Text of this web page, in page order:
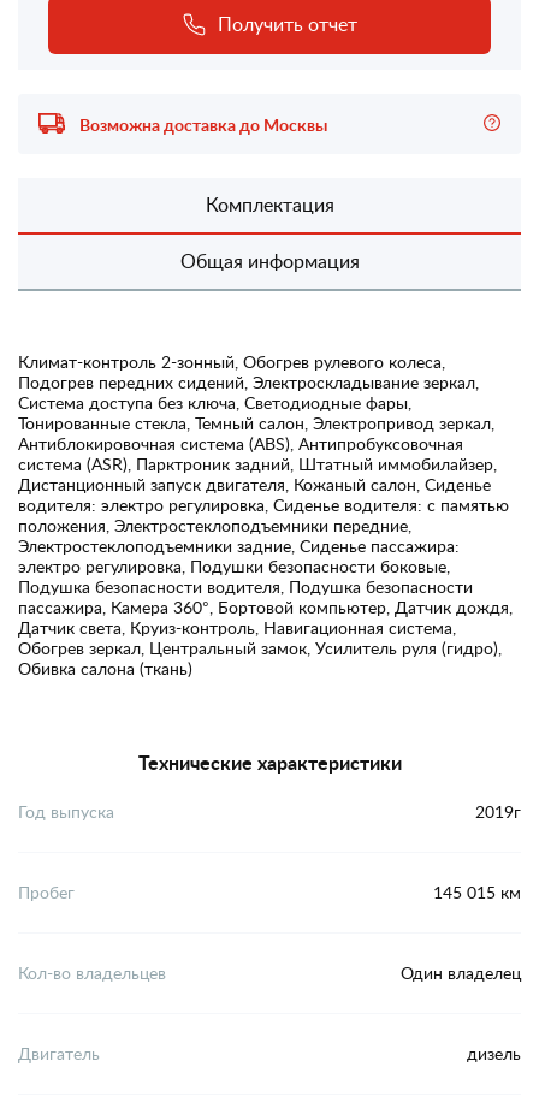
Получить отчет
Возможна доставка до Москвы
Комплектация
Общая информация
Климат-контроль 2-зонный, Обогрев рулевого колеса,
Подогрев передних сидений, Электроскладывание зеркал,
Система доступа без ключа, Светодиодные фары,
Тонированные стекла, Темный салон, Электропривод зеркал,
Антиблокировочная система (ABS), Антипробуксовочная
система (ASR), Парктроник задний, Штатный иммобилайзер,
Дистанционный запуск двигателя, Кожаный салон, Сиденье
водителя: электро регулировка, Сиденье водителя: с памятью
положения, Электростеклоподъемники передние,
Электростеклоподъемники задние, Сиденье пассажира:
электро регулировка, Подушки безопасности боковые,
Подушка безопасности водителя, Подушка безопасности
пассажира, Камера 360°, Бортовой компьютер, Датчик дождя,
Датчик света, Круиз-контроль, Навигационная система,
Обогрев зеркал, Центральный замок, Усилитель руля (гидро),
Обивка салона (ткань)
Технические характеристики
Год выпуска 2019г
Пробег 145 015 км
Кол-во владельцев Один владелец
Двигатель дизель